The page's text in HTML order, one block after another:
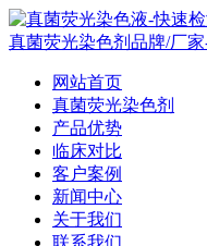
网站首页
真菌荧光染色剂
产品优势
临床对比
客户案例
新闻中心
关于我们
联系我们